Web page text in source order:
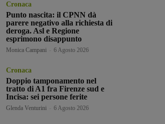
Cronaca
Punto nascita: il CPNN dà
parere negativo alla richiesta di
deroga. Asl e Regione
esprimono disappunto
Monica Campani 6 Agosto 2026
Cronaca
Doppio tamponamento nel
tratto di A1 fra Firenze sud e
Incisa: sei persone ferite
Glenda Venturini 6 Agosto 2026